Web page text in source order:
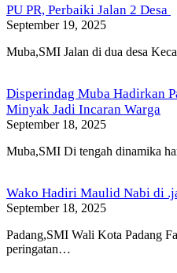
PU PR, Perbaiki Jalan 2 Desa
September 19, 2025
Muba,SMI Jalan di dua desa
Disperindag Muba Hadirkan
Minyak Jadi Incaran Warga
September 18, 2025
Muba,SMI Di tengah dinamika
Wako Hadiri Maulid Nabi di
September 18, 2025
Padang,SMI Wali Kota Padang
peringatan…